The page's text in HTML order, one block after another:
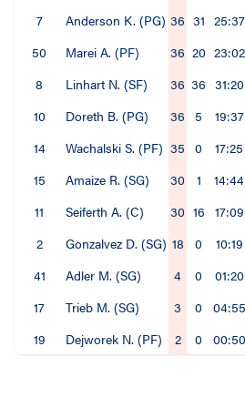
7
Anderson K. (PG) 36 31 25:37
50
Marei A. (PF) 36 20 23:02
8
Linhart N. (SF) 36 36 31:20
10
Doreth B. (PG) 36 5 19:37
14
Wachalski S. (PF) 35 0 17:25
15
Amaize R. (SG) 30 1 14:44
11
Seiferth A. (C) 30 16 17:09
2
Gonzalvez D. (SG) 18 0 10:19
41
Adler M. (SG) 4 0 01:20
17
Trieb M. (SG) 3 0 04:55
19
Dejworek N. (PF) 2 0 00:50